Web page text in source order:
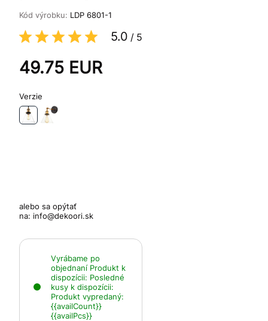
Kód výrobku: LDP 6801-1
5.0 / 5
49.75 EUR
Verzie
alebo sa opýtať
na: info@dekoori.sk
Vyrábame po
objednaní Produkt k
dispozícii: Posledné
kusy k dispozícii:
Produkt vypredaný:
{{availCount}}
{{availPcs}}